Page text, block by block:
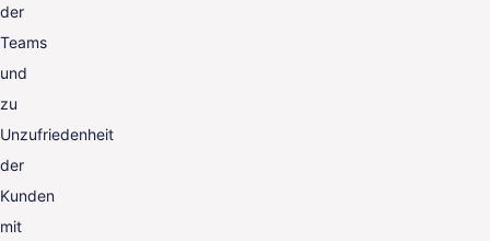
der
Teams
und
zu
Unzufriedenheit
der
Kunden
mit